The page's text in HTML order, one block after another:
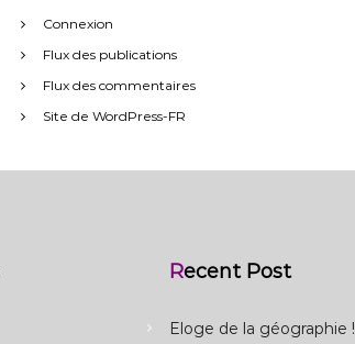
Connexion
Flux des publications
Flux des commentaires
Site de WordPress-FR
Recent Post
Eloge de la géographie !